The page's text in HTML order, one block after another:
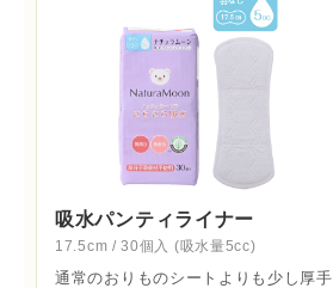
吸水パンティライナー
17.5cm / 30個入 (吸水量5cc)
通常のおりものシートよりも少し厚手